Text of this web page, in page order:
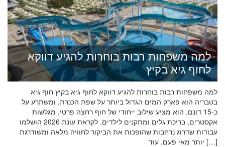
למה משפחות רבות בוחרות להגיע דווקא
לחוף גיא בקיץ
למה משפחות רבות בוחרות להגיע דווקא לחוף גיא בקיץ חוף גיא
בטבריה הוא פארק המים הגדול ביותר על שפת הכנרת, ומשתרע על
כ-15 דונם. הוא מציע שילוב ייחודי של חוף רחצה פרטי, מגלשות
אקסטרים, בריכת גלים ומתקנים לילדים. לקראת עונת 2026 הושלמו
עבודות שדרוג נרחבות שהופכות את הביקור לחוויה מלאה ומשודרגת
יותר מאי פעם. עוד […]